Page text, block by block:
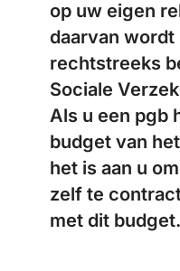
op uw eigen
daarvan
rechtstreeks
Sociale
Als u een pgb
budget van
het is aan u
zelf te
met dit budget.